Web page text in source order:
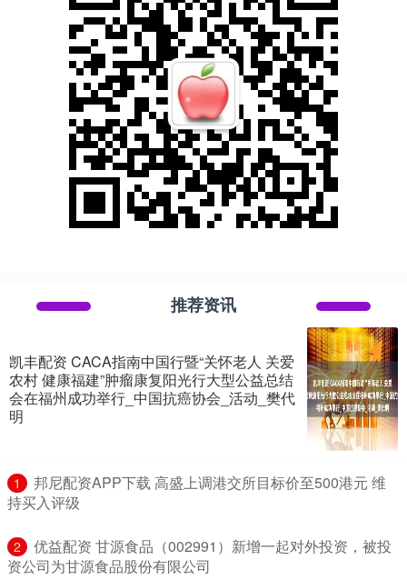
推荐资讯
凯丰配资 CACA指南中国行暨“关怀老人 关爱
农村 健康福建”肿瘤康复阳光行大型公益总结
会在福州成功举行_中国抗癌协会_活动_樊代
明
1
​邦尼配资APP下载 高盛上调港交所目标价至500港元 维
持买入评级
2
​优益配资 甘源食品（002991）新增一起对外投资，被投
资公司为甘源食品股份有限公司